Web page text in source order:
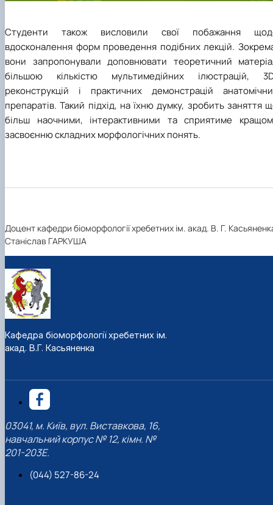
Студенти також висловили свої побажання
вдосконалення форм проведення подібних лекцій.
вони запропонували доповнювати теоретичний
більшою кількістю мультимедійних ілюстрацій,
реконструкцій і практичних демонстрацій
препаратів. Такий підхід, на їхню думку, зробить заняття
більш наочними, інтерактивними та сприятиме
засвоєнню складних морфологічних понять.
Доцент кафедри біоморфології хребетних ім. акад. В. Г.
Станіслав ГАРКУША
Кафедра біоморфології хребетних ім.
акад. В.Г. Касьяненка
03041, м. Київ, вул. Виставкова, 16,
навчальний корпус № 12, кімн. №
201-203Е.
(044) 527-86-24